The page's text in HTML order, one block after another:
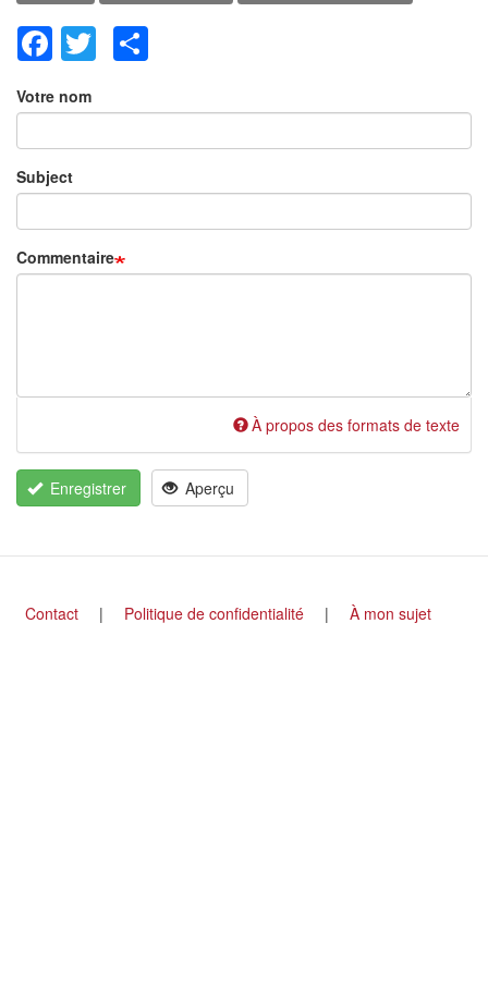
Facebook
Twitter
Votre nom
Subject
Commentaire
À propos des formats de texte
Enregistrer Aperçu
Footer
Contact Politique de confidentialité À mon sujet